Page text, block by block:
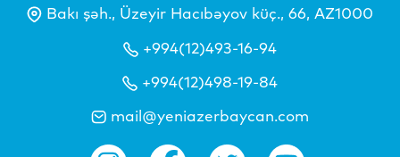
Bakı şəh., Üzeyir Hacıbəyov küç., 66, AZ1000
+994(12)493-16-94
+994(12)498-19-84
mail@yeniazerbaycan.com